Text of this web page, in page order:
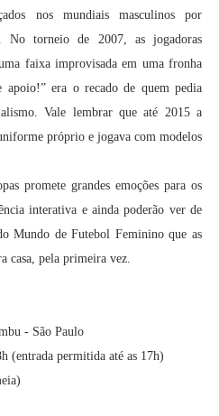
nos mundiais masculinos por
No torneio de 2007, as jogadoras
faixa improvisada em uma fronha
apoio!” era o recado de quem pedia
Vale lembrar que até 2015 a
próprio e jogava com modelos
promete grandes emoções para os
interativa e ainda poderão ver de
Mundo de Futebol Feminino que as
casa, pela primeira vez.
- São Paulo
(entrada permitida até as 17h)